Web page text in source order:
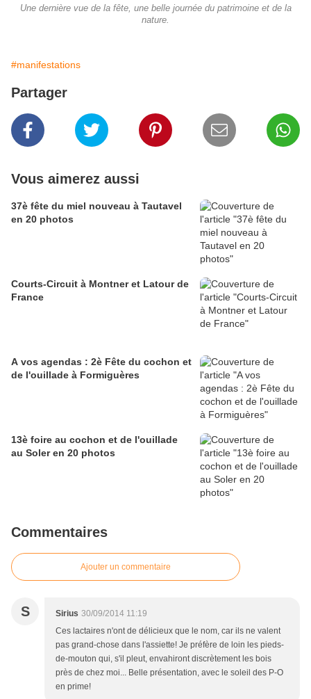
Une dernière vue de la fête, une belle journée du patrimoine et de la
nature.
#manifestations
Partager
Vous aimerez aussi
37è fête du miel nouveau à Tautavel
en 20 photos
Courts-Circuit à Montner et Latour de
France
A vos agendas : 2è Fête du cochon et
de l'ouillade à Formiguères
13è foire au cochon et de l'ouillade
au Soler en 20 photos
Commentaires
Ajouter un commentaire
S Sirius 30/09/2014 11:19
Ces lactaires n'ont de délicieux que le nom, car ils ne valent
pas grand-chose dans l'assiette! Je préfère de loin les pieds-
de-mouton qui, s'il pleut, envahiront discrètement les bois
près de chez moi... Belle présentation, avec le soleil des P-O
en prime!